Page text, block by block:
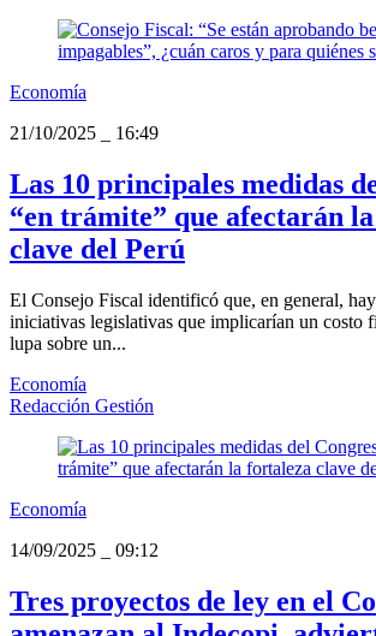
Economía
21/10/2025
16:49
Las 10 principales medidas
“en trámite” que afectarán
clave del Perú
El Consejo Fiscal identificó que, en general,
iniciativas legislativas que implicarían un costo
lupa sobre un...
Economía
Redacción Gestión
Economía
14/09/2025
09:12
Tres proyectos de ley en el